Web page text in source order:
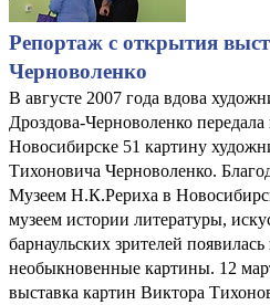
Репортаж с открытия
Черноволенко
В августе 2007 года вдова
Дроздова-Черноволенко
Новосибирске 51 картину
Тихоновича Черноволенко.
Музеем Н.К.Рериха в
музеем истории литературы,
барнаульских зрителей
необыкновенные картины. 12
выставка картин Виктора